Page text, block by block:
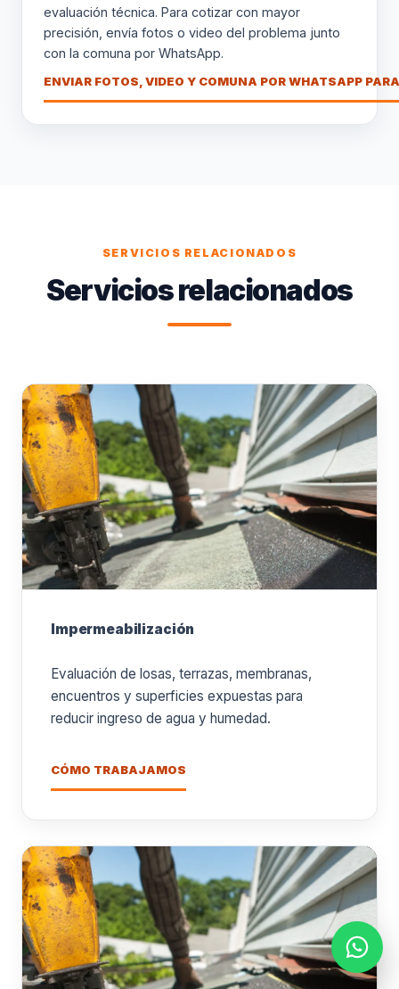
evaluación técnica. Para cotizar con mayor
precisión, envía fotos o video del problema junto
con la comuna por WhatsApp.
ENVIAR FOTOS, VIDEO Y COMUNA POR WHATSAPP
SERVICIOS RELACIONADOS
Servicios relacionados
Impermeabilización
Evaluación de losas, terrazas, membranas,
encuentros y superficies expuestas para
reducir ingreso de agua y humedad.
CÓMO TRABAJAMOS